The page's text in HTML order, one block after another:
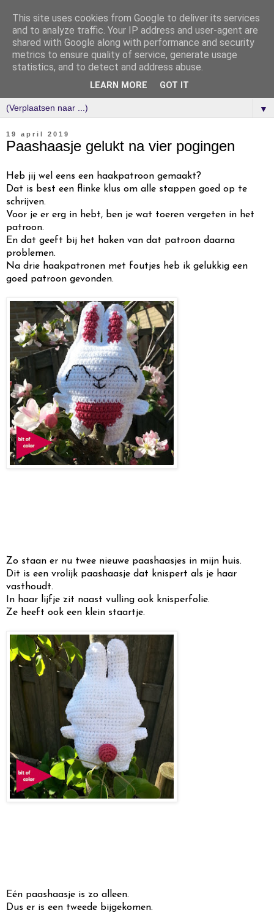
▼
19 april 2019
Paashaasje gelukt na vier pogingen
Heb jij wel eens een haakpatroon gemaakt?
Dat is best een flinke klus om alle stappen goed op te
schrijven.
Voor je er erg in hebt, ben je wat toeren vergeten in het
patroon.
En dat geeft bij het haken van dat patroon daarna
problemen.
Na drie haakpatronen met foutjes heb ik gelukkig een
goed patroon gevonden.
Zo staan er nu twee nieuwe paashaasjes in mijn huis.
Dit is een vrolijk paashaasje dat knispert als je haar
vasthoudt.
In haar lijfje zit naast vulling ook knisperfolie.
Ze heeft ook een klein staartje.
Eén paashaasje is zo alleen.
Dus er is een tweede bijgekomen.
This site uses cookies from Google to deliver its services
and to analyze traffic. Your IP address and user-agent are
shared with Google along with performance and security
metrics to ensure quality of service, generate usage
statistics, and to detect and address abuse.
LEARN MORE GOT IT